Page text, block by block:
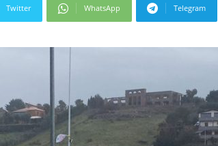
Twitter WhatsApp Telegram